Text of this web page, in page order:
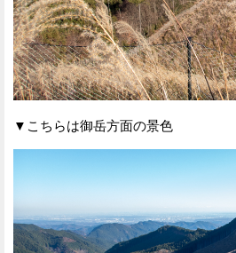
▼こちらは御岳方面の景色